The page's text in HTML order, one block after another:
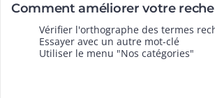
Comment améliorer votre
Vérifier l'orthographe des termes
Essayer avec un autre mot-clé
Utiliser le menu "Nos catégories"